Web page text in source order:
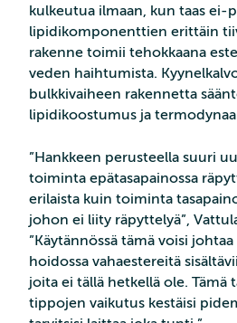
kulkeutua ilmaan, kun taas ei-
lipidikomponenttien erittäin
rakenne toimii tehokkaana
veden haihtumista.
bulkkivaiheen rakennetta
lipidikoostumus ja
”Hankkeen perusteella suuri
toiminta epätasapainossa
erilaista kuin toiminta
johon ei liity räpyttelyä”,
”Käytännössä tämä voisi
hoidossa vahaestereitä
joita ei tällä hetkellä ole. Tämä
tippojen vaikutus kestäisi